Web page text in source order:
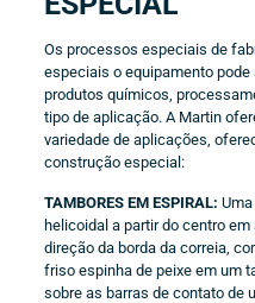
Os processos especiais de
especiais o equipamento pode
produtos químicos,
tipo de aplicação. A Martin
variedade de aplicações,
construção especial:
TAMBORES EM ESPIRAL:
helicoidal a partir do centro
direção da borda da correia,
friso espinha de peixe em um
sobre as barras de contato de